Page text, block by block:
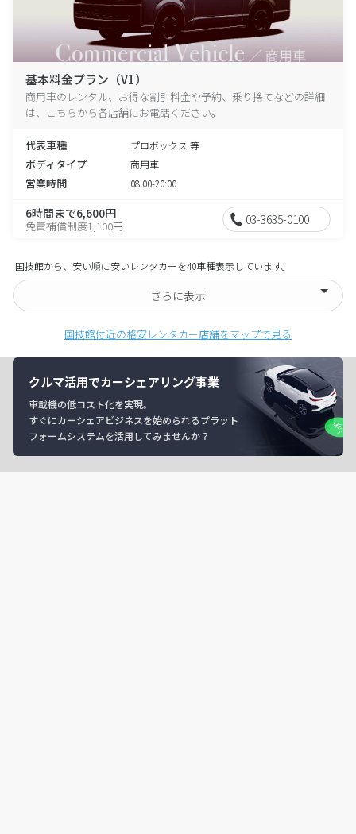
基本料金プラン（V1）
商用車のレンタル、お得な割引料金や予約、乗り捨てなどの詳細
は、こちらから各店舗にお電話ください。
代表車種 プロボックス 等
ボディタイプ 商用車
営業時間 08:00-20:00
6時間まで6,600円
免責補償制度1,100円 03-3635-0100
国技館から、安い順に安いレンタカーを40車種表示しています。
さらに表示
国技館付近の格安レンタカー店舗をマップで見る
クルマ活用でカーシェアリング事業
車載機の低コスト化を実現。
すぐにカーシェアビジネスを始められるプラット
フォームシステムを活用してみませんか？